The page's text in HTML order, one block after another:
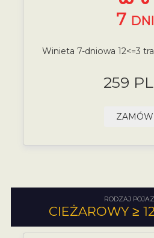
7 DNI
Winieta 7-dniowa 12<=3
259
ZAMÓW
RODZAJ
CIEŻAROWY ≥